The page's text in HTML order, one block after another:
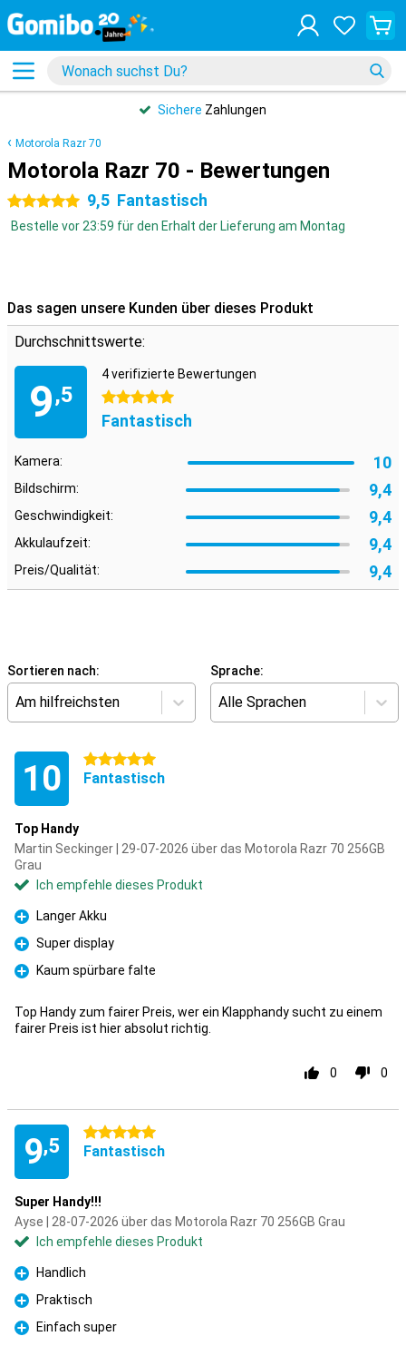
Sichere Zahlungen
Motorola Razr 70
Motorola Razr 70 - Bewertungen
5 Sterne 9,5 Fantastisch
Bestelle vor 23:59 für den Erhalt der Lieferung am Montag
Das sagen unsere Kunden über dieses Produkt
Durchschnittswerte:
9,5
4 verifizierte Bewertungen
5 Sterne
Fantastisch
Kamera: 10
Bildschirm: 9,4
Geschwindigkeit: 9,4
Akkulaufzeit: 9,4
Preis/Qualität: 9,4
Sortieren nach:
Am hilfreichsten
Sprache:
Alle Sprachen
10 5 Sterne
Fantastisch
Top Handy
Martin Seckinger | 29-07-2026 über das Motorola Razr 70 256GB
Grau
Ich empfehle dieses Produkt
Pro
Langer Akku
Pro
Super display
Pro
Kaum spürbare falte
Top Handy zum fairer Preis, wer ein Klapphandy sucht zu einem
fairer Preis ist hier absolut richtig.
0 0
9,5
5 Sterne
Fantastisch
Super Handy!!!
Ayse | 28-07-2026 über das Motorola Razr 70 256GB Grau
Ich empfehle dieses Produkt
Pro
Handlich
Pro
Praktisch
Pro
Einfach super